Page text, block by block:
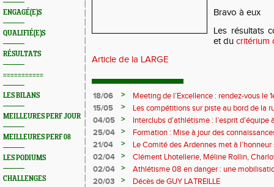
ENGAGÉ(E)S
QUALIFIÉ(E)S
RÉSULTATS
===========
LES BILANS
MEILLEURES PERF JOUR
MEILLEURES PERF 08
LES PODIUMS
CHALLENGES
Bravo à eux
Les résultats
et du critérium
Article de la LARGE
18/06 >
Meeting de l’Excellence : rendez-vous le
15/05
>
Les compétitions sur piste au bord de la
04/05
>
Interclubs d’athlétisme : l’esprit d’équipe
rempart contre la sédentarité des jeunes
25/04 >
Formation : Mise à jour des
M372)
21/04 >
Le Comité des Ardennes met à
02/04
>
Clément Lhotellerie, Méline Rollin,
prolifique pour les coureurs ardennais
02/04 >
Athlétisme 08 en danger : une
20/03
>
Décès de GUY LATREILLE